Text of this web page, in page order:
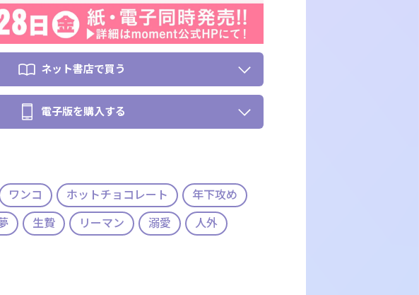
ネット書店で買う
電子版を購入する
ワンコ ホットチョコレート 年下攻め
生贄 リーマン 溺愛 人外